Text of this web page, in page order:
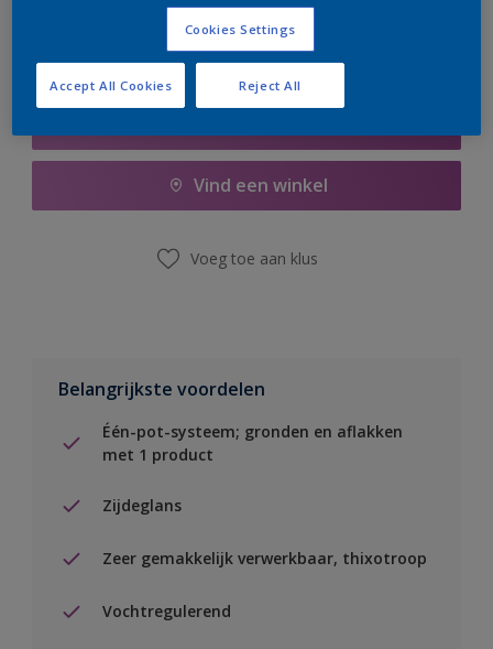
Vind een winkel
Voeg toe aan klus
Belangrijkste voordelen
Één-pot-systeem; gronden en aflakken
met 1 product
Zijdeglans
Zeer gemakkelijk verwerkbaar, thixotroop
Vochtregulerend
Cookies Settings
Reject All
Accept All Cookies